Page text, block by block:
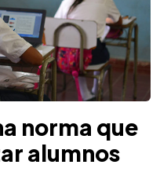
norma que
alumnos